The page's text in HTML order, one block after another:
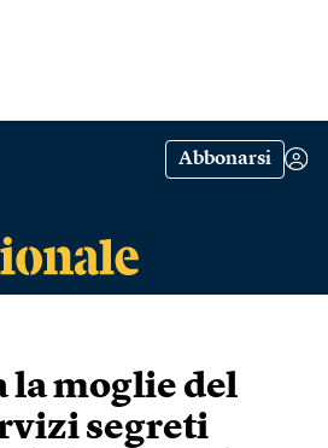
Abbonarsi
la moglie del
segreti